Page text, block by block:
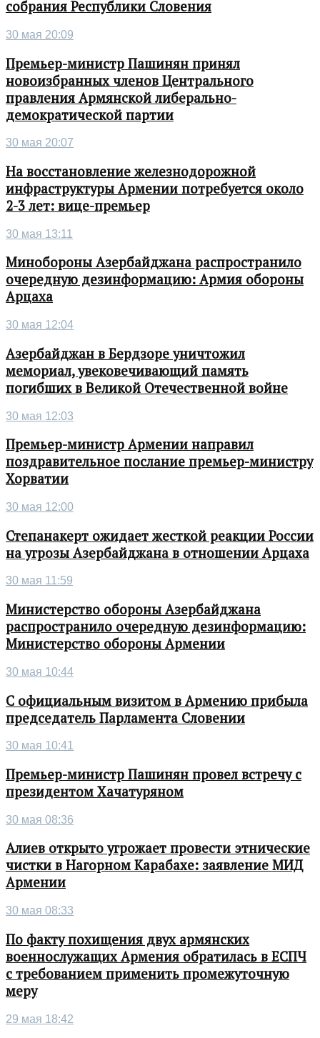
собрания Республики Словения
30 мая 20:09
Премьер-министр Пашинян принял
новоизбранных членов Центрального
правления Армянской либерально-
демократической партии
30 мая 20:07
На восстановление железнодорожной
инфраструктуры Армении потребуется около
2-3 лет: вице-премьер
30 мая 13:11
Минобороны Азербайджана распространило
очередную дезинформацию: Армия обороны
Арцаха
30 мая 12:04
Азербайджан в Бердзоре уничтожил
мемориал, увековечивающий память
погибших в Великой Отечественной войне
30 мая 12:03
Премьер-министр Армении направил
поздравительное послание премьер-министру
Хорватии
30 мая 12:00
Степанакерт ожидает жесткой реакции России
на угрозы Азербайджана в отношении Арцаха
30 мая 11:59
Министерство обороны Азербайджана
распространило очередную дезинформацию:
Министерство обороны Армении
30 мая 10:44
С официальным визитом в Армению прибыла
председатель Парламента Словении
30 мая 10:41
Премьер-министр Пашинян провел встречу с
президентом Хачатуряном
30 мая 08:36
Алиев открыто угрожает провести этнические
чистки в Нагорном Карабахе: заявление МИД
Армении
30 мая 08:33
По факту похищения двух армянских
военнослужащих Армения обратилась в ЕСПЧ
с требованием применить промежуточную
меру
29 мая 18:42